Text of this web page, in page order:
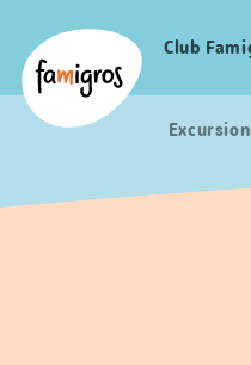
navigation
Logo
Club